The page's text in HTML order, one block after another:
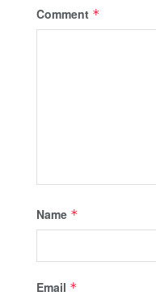
Comment *
Name *
Email *